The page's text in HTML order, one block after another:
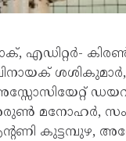
കിരൺ
അരുൺ മനോഹർ,
കുട്ടമ്പുഴ,